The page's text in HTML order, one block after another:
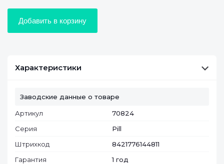
Добавить в корзину
Характеристики
Заводские данные о товаре
Артикул
70824
Серия
Pill
Штрихкод
8421776144811
Гарантия
1 год